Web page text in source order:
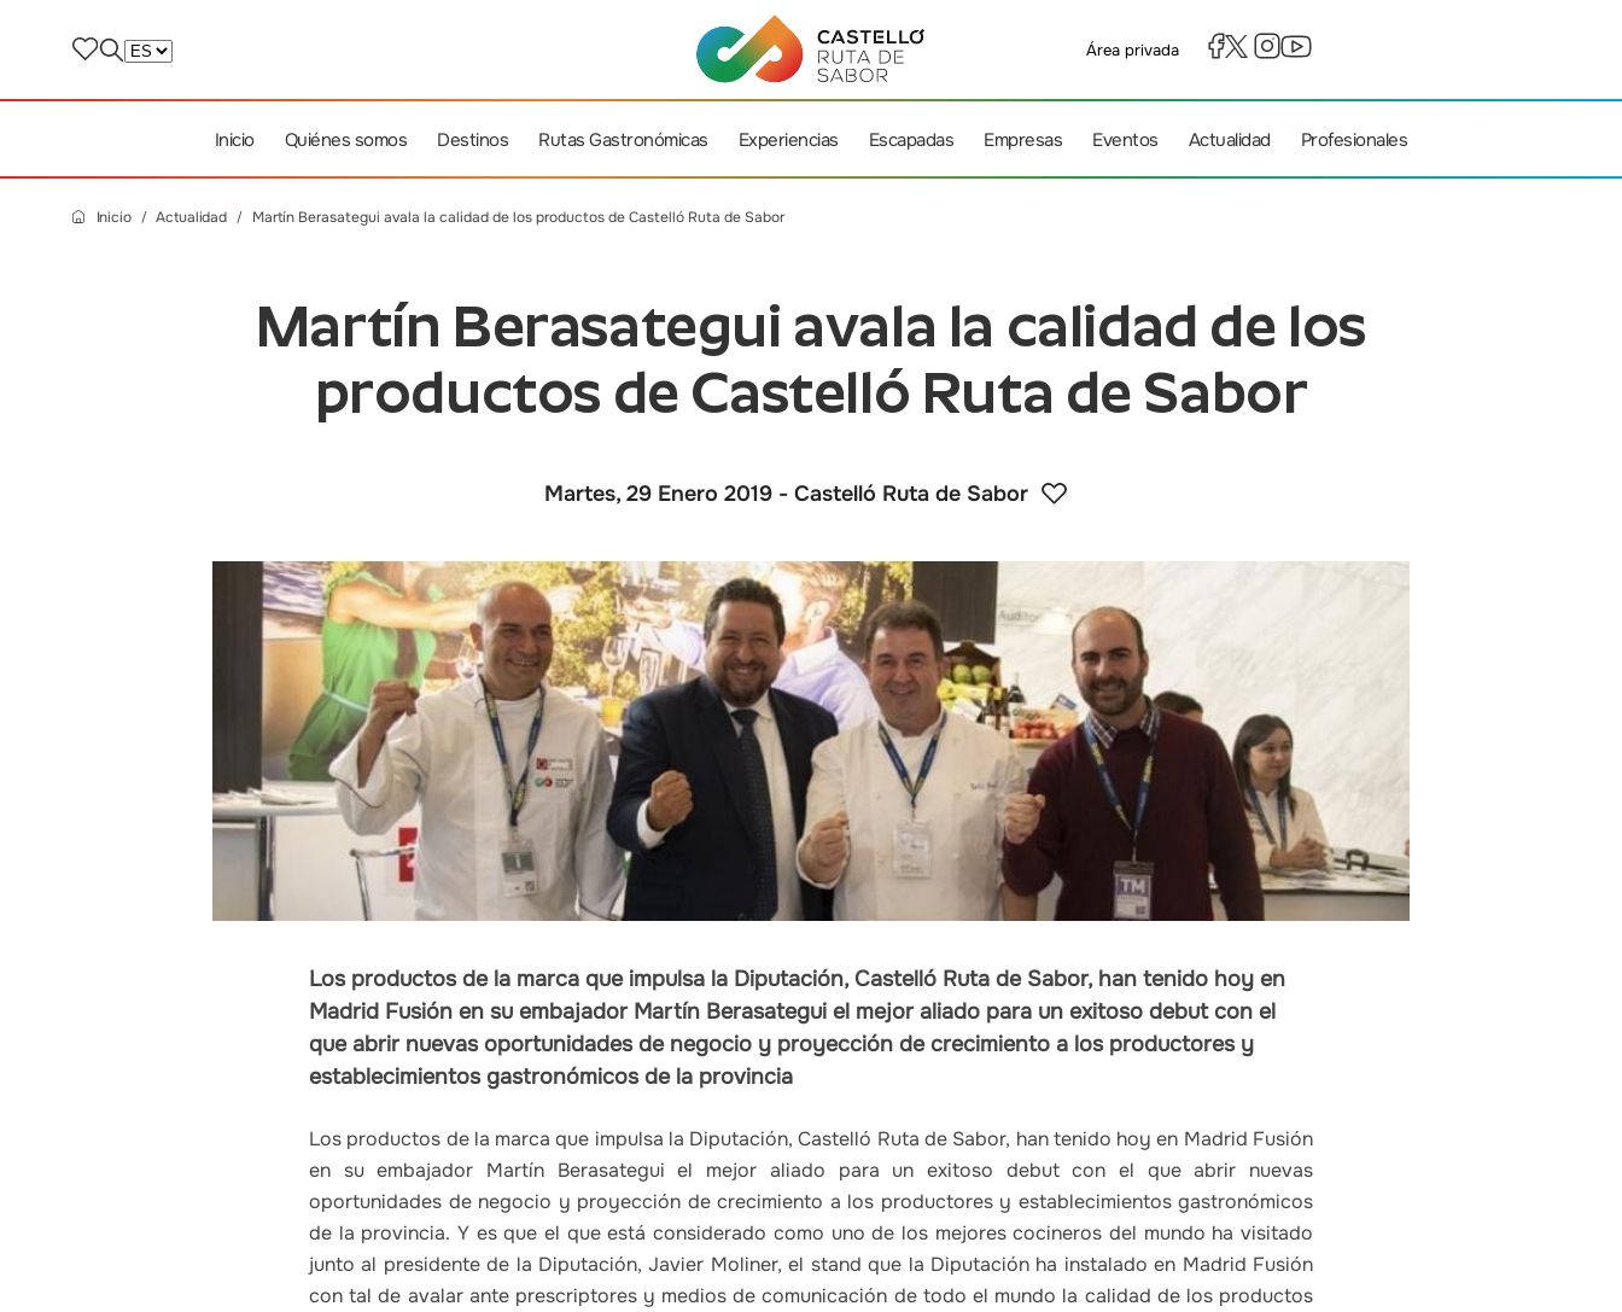
Área privada
Inicio Quiénes somos Destinos Rutas Gastronómicas Experiencias Escapadas Empresas Eventos Actualidad Profesionales
Inicio Actualidad Martín Berasategui avala la calidad de los productos de Castelló Ruta de Sabor
Martín Berasategui avala la calidad de los
productos de Castelló Ruta de Sabor
Martes, 29 Enero 2019 - Castelló Ruta de Sabor
Los productos de la marca que impulsa la Diputación, Castelló Ruta de Sabor, han tenido hoy en
Madrid Fusión en su embajador Martín Berasategui el mejor aliado para un exitoso debut con el
que abrir nuevas oportunidades de negocio y proyección de crecimiento a los productores y
establecimientos gastronómicos de la provincia
Los productos de la marca que impulsa la Diputación, Castelló Ruta de Sabor, han tenido hoy en Madrid Fusión
en su embajador Martín Berasategui el mejor aliado para un exitoso debut con el que abrir nuevas
oportunidades de negocio y proyección de crecimiento a los productores y establecimientos gastronómicos
de la provincia. Y es que el que está considerado como uno de los mejores cocineros del mundo ha visitado
junto al presidente de la Diputación, Javier Moliner, el stand que la Diputación ha instalado en Madrid Fusión
con tal de avalar ante prescriptores y medios de comunicación de todo el mundo la calidad de los productos